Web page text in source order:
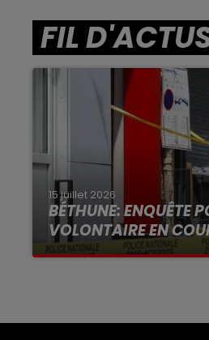
RDL & VOUS
FIL
15 juillet 2026
BÉTHUNE: ENQUÊTE
VOLONTAIRE EN
Selon les premiers